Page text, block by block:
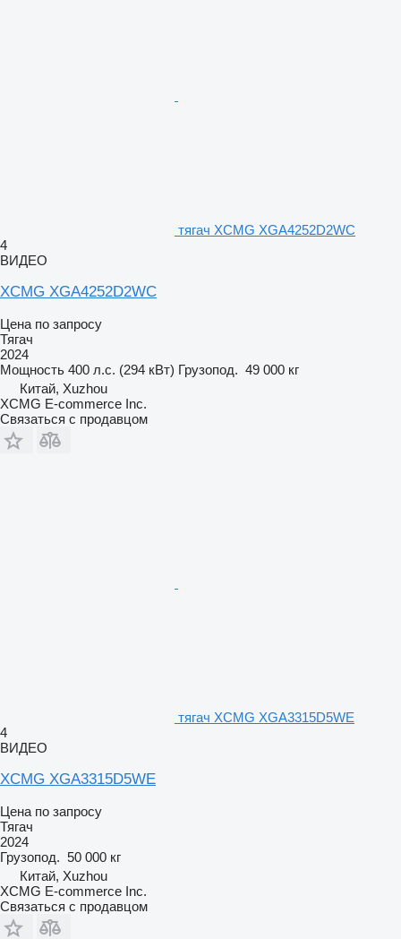
тягач XCMG XGA4252D2WC
4
ВИДЕО
XCMG XGA4252D2WC
Цена по запросу
Тягач
2024
Мощность 400 л.с. (294 кВт) Грузопод. 49 000 кг
Китай, Xuzhou
XCMG E-commerce Inc.
Связаться с продавцом
тягач XCMG XGA3315D5WE
4
ВИДЕО
XCMG XGA3315D5WE
Цена по запросу
Тягач
2024
Грузопод. 50 000 кг
Китай, Xuzhou
XCMG E-commerce Inc.
Связаться с продавцом